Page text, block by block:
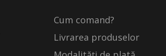
Cum comand?
Livrarea produselor